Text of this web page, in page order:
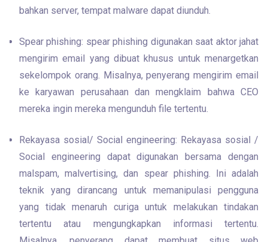
bahkan server, tempat malware dapat diunduh.
Spear phishing: spear phishing digunakan saat aktor jahat
mengirim email yang dibuat khusus untuk menargetkan
sekelompok orang. Misalnya, penyerang mengirim email
ke karyawan perusahaan dan mengklaim bahwa CEO
mereka ingin mereka mengunduh file tertentu.
Rekayasa sosial/ Social engineering: Rekayasa sosial /
Social engineering dapat digunakan bersama dengan
malspam, malvertising, dan spear phishing. Ini adalah
teknik yang dirancang untuk memanipulasi pengguna
yang tidak menaruh curiga untuk melakukan tindakan
tertentu atau mengungkapkan informasi tertentu.